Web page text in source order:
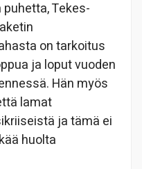
Tekes-
on tarkoitus
ja loput vuoden
Hän myös
lamat
ja tämä ei
huolta